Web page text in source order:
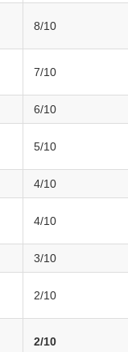
8/10
7/10
6/10
5/10
4/10
4/10
3/10
2/10
2/10